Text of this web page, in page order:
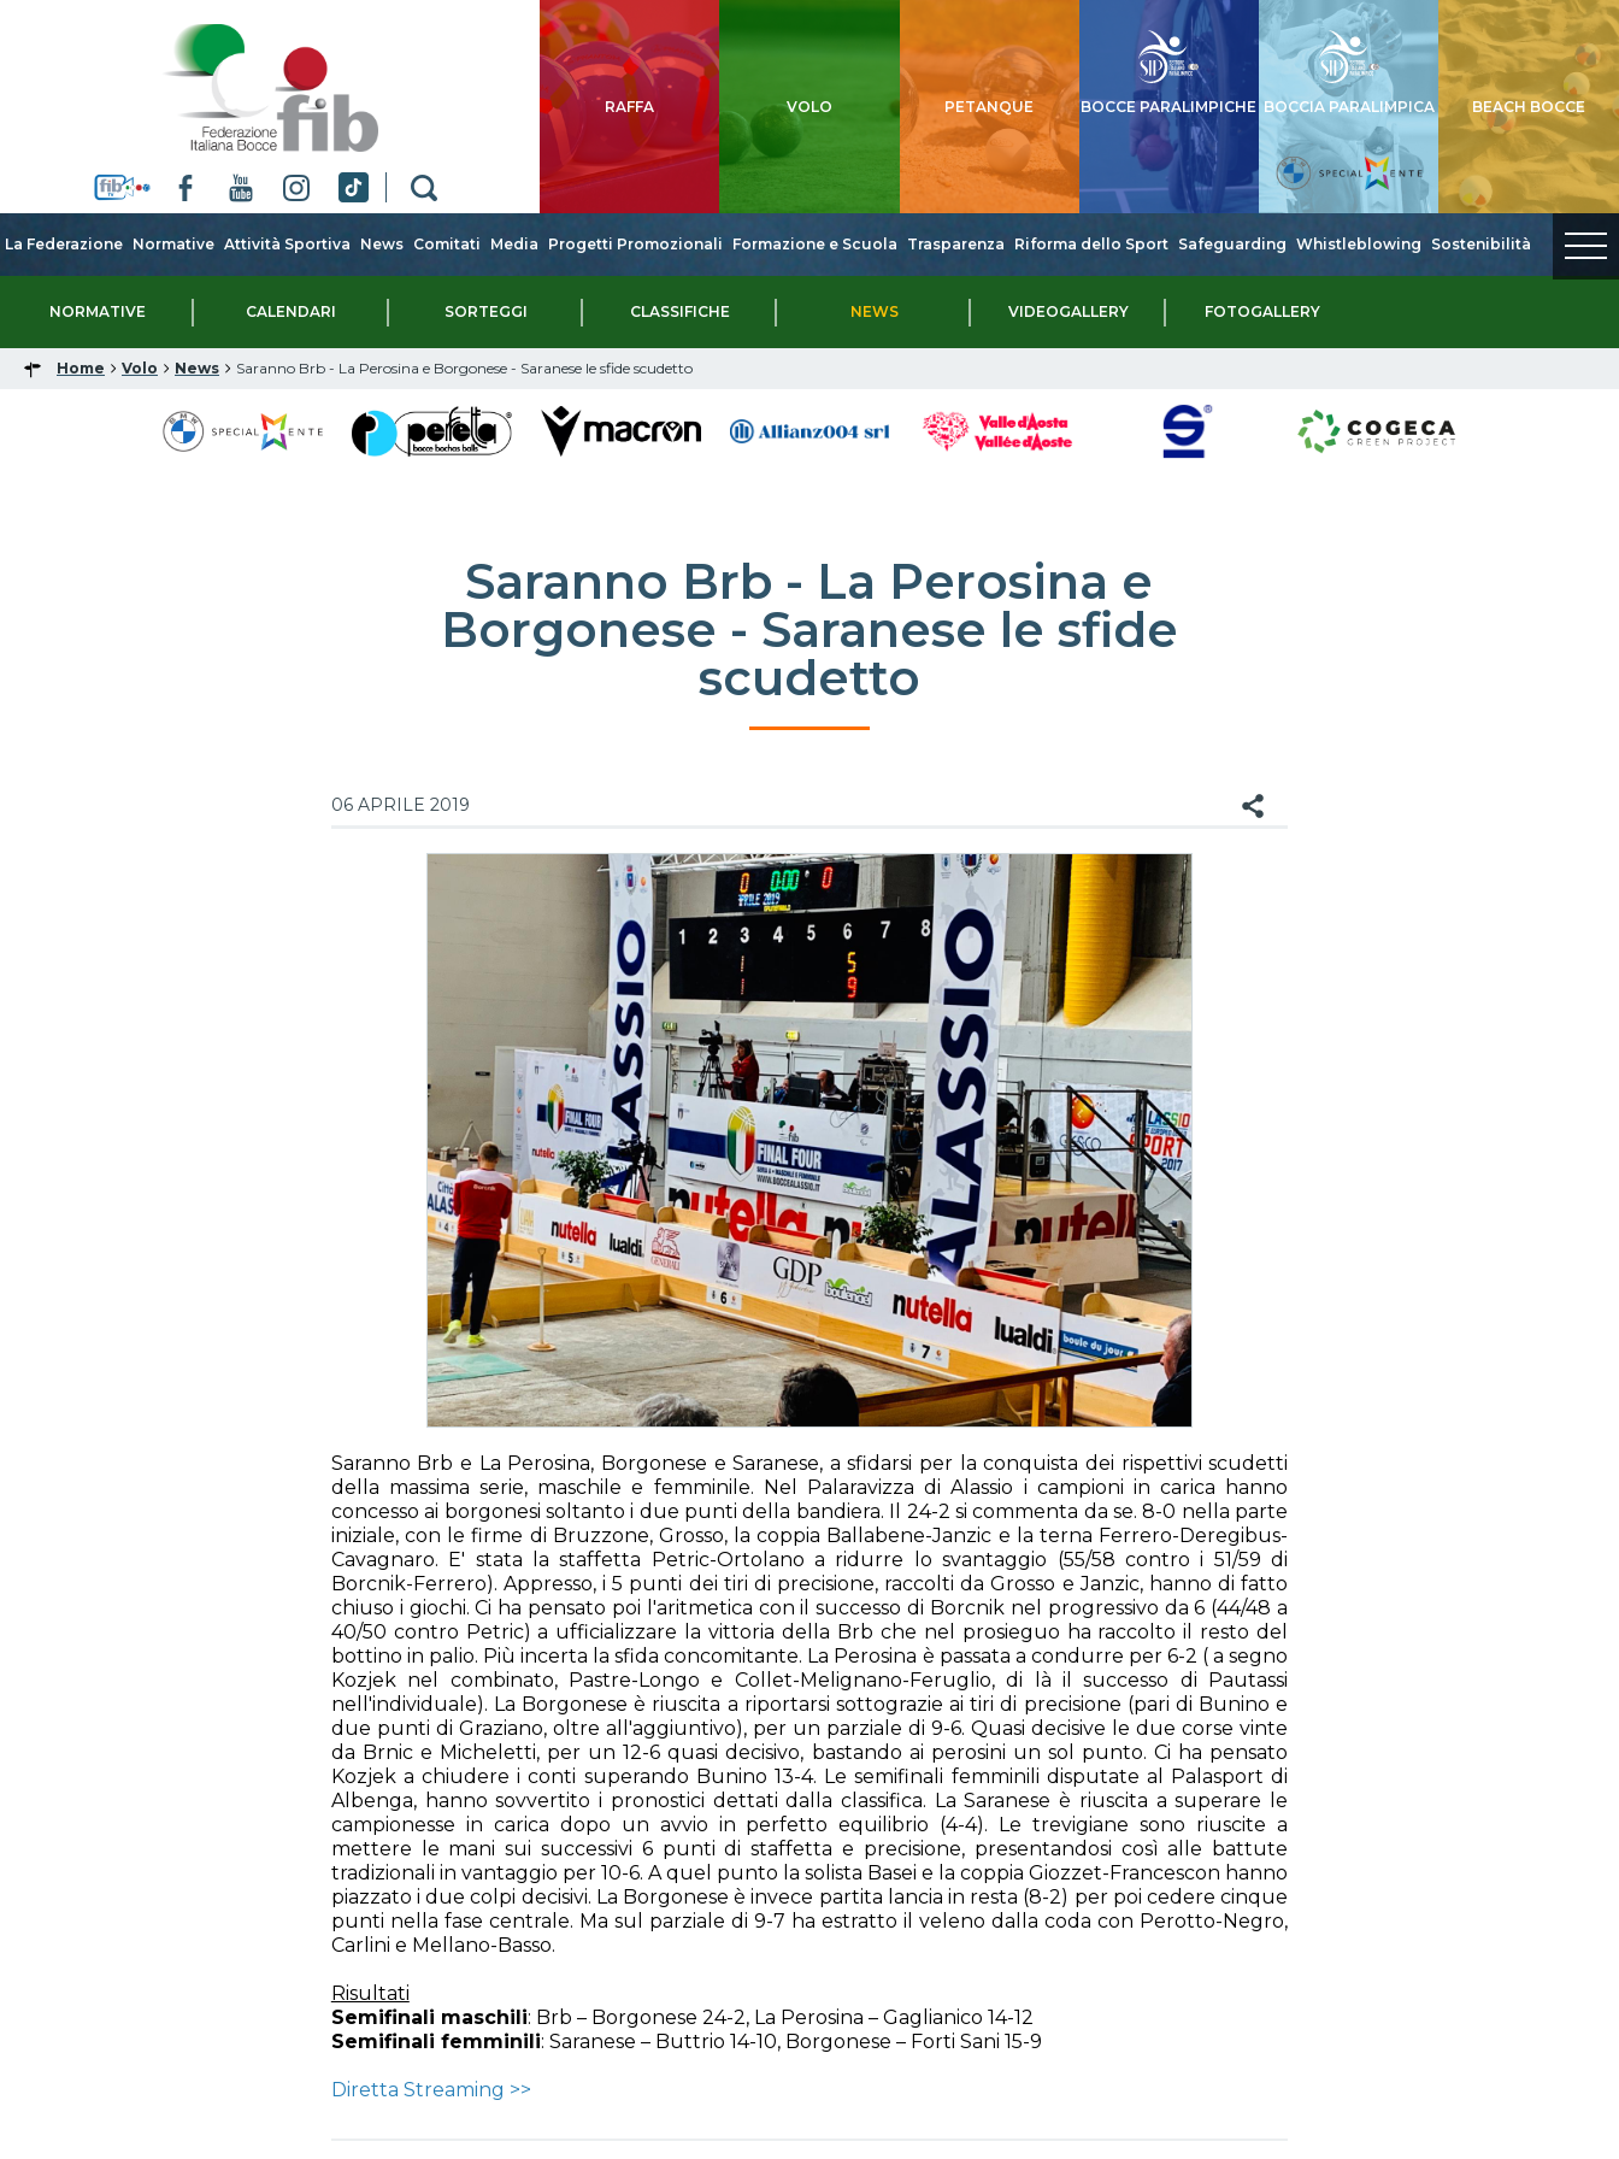
RAFFA VOLO PETANQUE BOCCE PARALIMPICHE BOCCIA PARALIMPICA BEACH BOCCE
La Federazione Normative Attività Sportiva News Comitati Media Progetti Promozionali Formazione e Scuola Trasparenza Riforma dello Sport Safeguarding Whistleblowing Sostenibilità
NORMATIVE CALENDARI SORTEGGI CLASSIFICHE NEWS VIDEOGALLERY FOTOGALLERY
Home Volo News Saranno Brb - La Perosina e Borgonese - Saranese le sfide scudetto
Saranno Brb - La Perosina e
Borgonese - Saranese le sfide
scudetto
06 APRILE 2019
Saranno Brb e La Perosina, Borgonese e Saranese, a sfidarsi per la conquista dei rispettivi scudetti
della massima serie, maschile e femminile. Nel Palaravizza di Alassio i campioni in carica hanno
concesso ai borgonesi soltanto i due punti della bandiera. Il 24-2 si commenta da se. 8-0 nella parte
iniziale, con le firme di Bruzzone, Grosso, la coppia Ballabene-Janzic e la terna Ferrero-Deregibus-
Cavagnaro. E' stata la staffetta Petric-Ortolano a ridurre lo svantaggio (55/58 contro i 51/59 di
Borcnik-Ferrero). Appresso, i 5 punti dei tiri di precisione, raccolti da Grosso e Janzic, hanno di fatto
chiuso i giochi. Ci ha pensato poi l'aritmetica con il successo di Borcnik nel progressivo da 6 (44/48 a
40/50 contro Petric) a ufficializzare la vittoria della Brb che nel prosieguo ha raccolto il resto del
bottino in palio. Più incerta la sfida concomitante. La Perosina è passata a condurre per 6-2 ( a segno
Kozjek nel combinato, Pastre-Longo e Collet-Melignano-Feruglio, di là il successo di Pautassi
nell'individuale). La Borgonese è riuscita a riportarsi sottograzie ai tiri di precisione (pari di Bunino e
due punti di Graziano, oltre all'aggiuntivo), per un parziale di 9-6. Quasi decisive le due corse vinte
da Brnic e Micheletti, per un 12-6 quasi decisivo, bastando ai perosini un sol punto. Ci ha pensato
Kozjek a chiudere i conti superando Bunino 13-4. Le semifinali femminili disputate al Palasport di
Albenga, hanno sovvertito i pronostici dettati dalla classifica. La Saranese è riuscita a superare le
campionesse in carica dopo un avvio in perfetto equilibrio (4-4). Le trevigiane sono riuscite a
mettere le mani sui successivi 6 punti di staffetta e precisione, presentandosi così alle battute
tradizionali in vantaggio per 10-6. A quel punto la solista Basei e la coppia Giozzet-Francescon hanno
piazzato i due colpi decisivi. La Borgonese è invece partita lancia in resta (8-2) per poi cedere cinque
punti nella fase centrale. Ma sul parziale di 9-7 ha estratto il veleno dalla coda con Perotto-Negro,
Carlini e Mellano-Basso.
Risultati
Semifinali maschili: Brb – Borgonese 24-2, La Perosina – Gaglianico 14-12
Semifinali femminili: Saranese – Buttrio 14-10, Borgonese – Forti Sani 15-9
Diretta Streaming >>